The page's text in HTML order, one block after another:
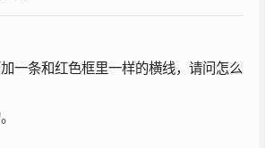
一条和红色框里一样的横线，请问怎么